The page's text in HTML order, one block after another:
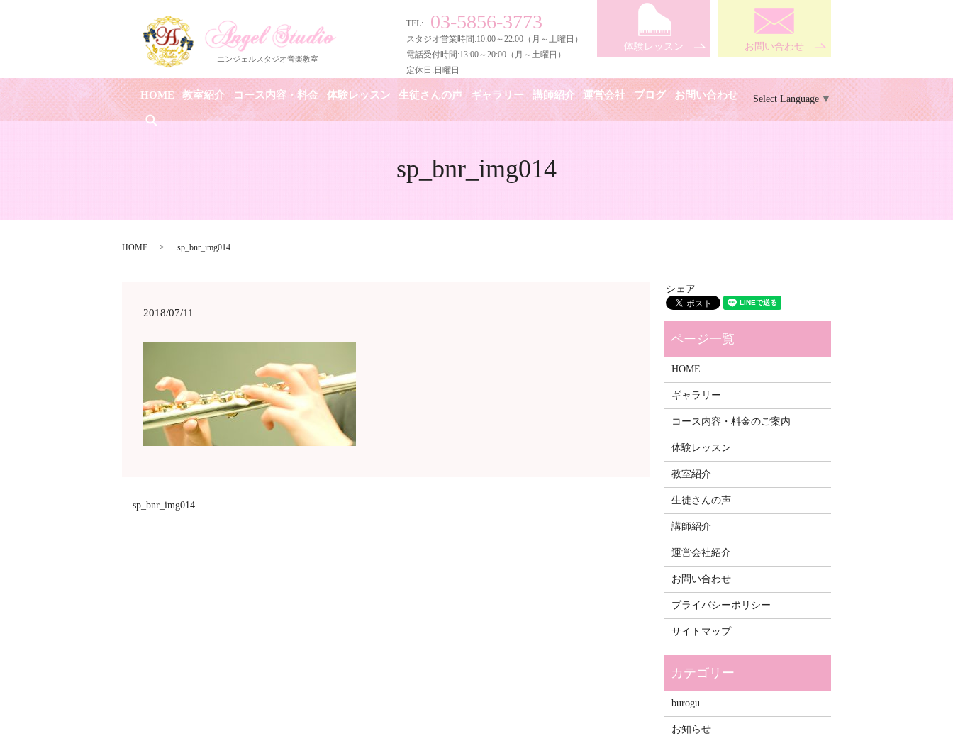
TEL: 03-5856-3773
スタジオ営業時間:10:00～22:00（月～土曜日）
電話受付時間:13:00～20:00（月～土曜日）
定休日:日曜日
体験レッスン お問い合わせ
Select Language ▼
HOME 教室紹介 コース内容・料金 体験レッスン 生徒さんの声 ギャラリー 講師紹介 運営会社 ブログ お問い合わせ
search
sp_bnr_img014
HOME sp_bnr_img014
2018/07/11
sp_bnr_img014
シェア
HOME
ギャラリー
コース内容・料金のご案内
体験レッスン
教室紹介
生徒さんの声
講師紹介
運営会社紹介
お問い合わせ
プライバシーポリシー
サイトマップ
burogu
お知らせ